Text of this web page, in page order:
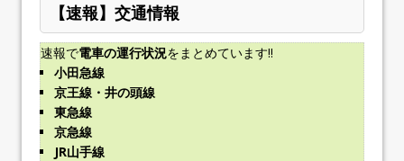
【速報】交通情報
速報で電車の運行状況をまとめています!!
小田急線
京王線・井の頭線
東急線
京急線
JR山手線